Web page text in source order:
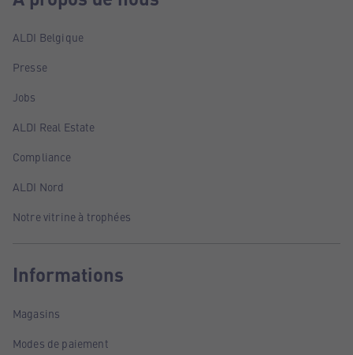
ALDI Belgique
Presse
Jobs
ALDI Real Estate
Compliance
ALDI Nord
Notre vitrine à trophées
Informations
Magasins
Modes de paiement